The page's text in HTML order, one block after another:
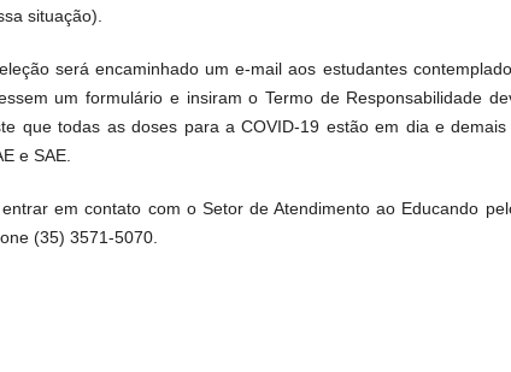
situação).
será encaminhado um e-mail aos estudantes
um formulário e insiram o Termo de Responsabilidade
que todas as doses para a COVID-19 estão em dia e
e SAE.
entrar em contato com o Setor de Atendimento ao Educando
(35) 3571-5070.